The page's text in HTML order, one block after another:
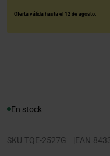
Oferta válida hasta el 12 de agosto.
En stock
SKU TQE-2527G |EAN